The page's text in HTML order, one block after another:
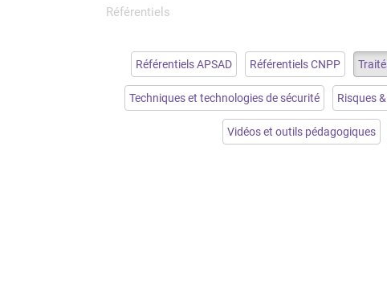
Référentiels
Référentiels APSAD Référentiels CNPP
Techniques et technologies de sécurité Risques
Vidéos et outils pédagogiques